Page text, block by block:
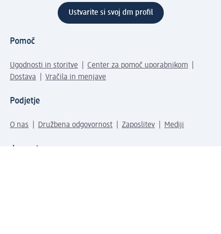
Ustvarite si svoj dm profil
Pomoč
Ugodnosti in storitve
Center za pomoč uporabnikom
Dostava
Vračila in menjave
Podjetje
O nas Družbena odgovornost Zaposlitev Mediji
dm svet